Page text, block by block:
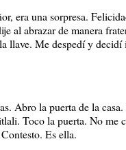
era una sorpresa.
al abrazar de manera
llave. Me despedí y
Abro la puerta de la
Toco la puerta. No me
Es ella.